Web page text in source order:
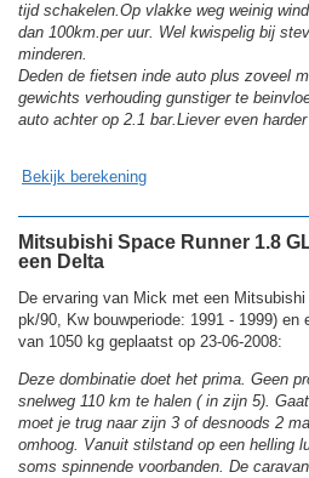
tijd schakelen.Op vlakke weg weinig
dan 100km.per uur. Wel kwispelig bij
minderen.
Deden de fietsen inde auto plus zoveel
gewichts verhouding gunstiger te
auto achter op 2.1 bar.Liever even
Bekijk berekening
Mitsubishi Space Runner 1.8
een Delta
De ervaring van Mick met een
pk/90, Kw bouwperiode: 1991 - 1999) en
van 1050 kg geplaatst op 23-06-2008:
Deze dombinatie doet het prima. Geen
snelweg 110 km te halen ( in zijn 5).
moet je trug naar zijn 3 of desnoods 2
omhoog. Vanuit stilstand op een helling
soms spinnende voorbanden. De